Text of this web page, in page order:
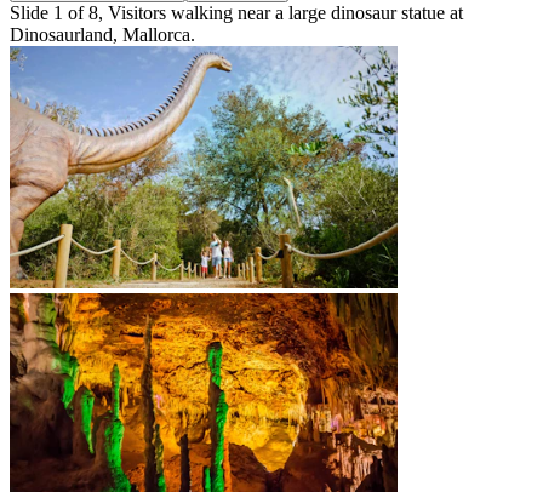
Slide 1 of 8, Visitors walking near a large dinosaur statue at
Dinosaurland, Mallorca.